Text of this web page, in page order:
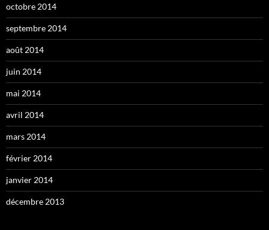
octobre 2014
septembre 2014
août 2014
juin 2014
mai 2014
avril 2014
mars 2014
février 2014
janvier 2014
décembre 2013